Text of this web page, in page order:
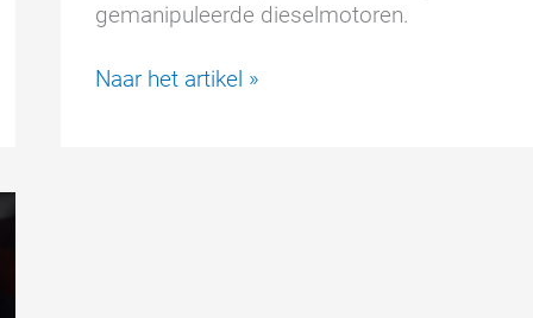
gemanipuleerde dieselmotoren.
Emissieschandaal:
Naar het artikel »